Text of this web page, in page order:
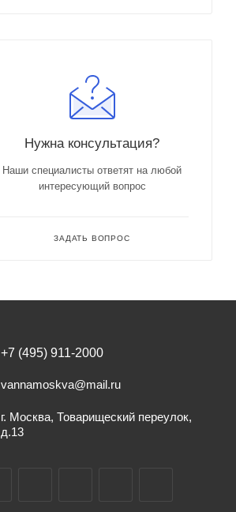
Нужна консультация?
Наши специалисты ответят на любой
интересующий вопрос
ЗАДАТЬ ВОПРОС
+7 (495) 911-2000
vannamoskva@mail.ru
г. Москва, Товарищеский переулок,
д.13